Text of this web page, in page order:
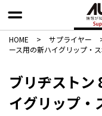
HOME > サプライヤー
ース用の新ハイグリップ・
ブリヂストン
イグリップ・